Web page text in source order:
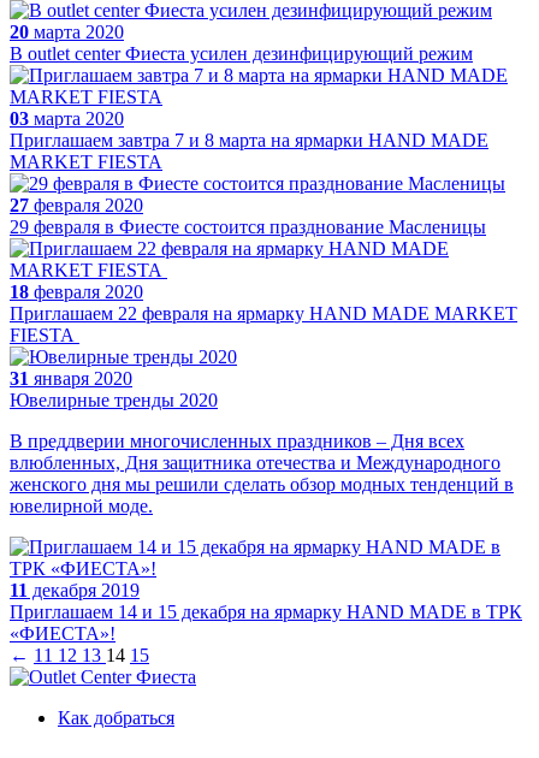
20 марта 2020
В outlet center Фиеста усилен дезинфицирующий режим
03 марта 2020
Приглашаем завтра 7 и 8 марта на ярмарки HAND MADE
MARKET FIESTA
27 февраля 2020
29 февраля в Фиесте состоится празднование Масленицы
18 февраля 2020
Приглашаем 22 февраля на ярмарку HAND MADE MARKET
FIESTA
31 января 2020
Ювелирные тренды 2020
В преддверии многочисленных праздников – Дня всех
влюбленных, Дня защитника отечества и Международного
женского дня мы решили сделать обзор модных тенденций в
ювелирной моде.
11 декабря 2019
Приглашаем 14 и 15 декабря на ярмарку HAND MADE в ТРК
«ФИЕСТА»!
← 11 12 13 14 15
Как добраться